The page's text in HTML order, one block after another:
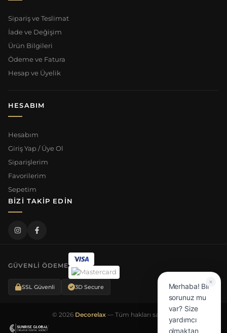
Sipariş ve Teslimat
İade ve Değişim
Ürün Bilgileri
Ödeme ve Fatura
Hesap ve Üyelik
HESABIM
Hesabım
Giriş Yap / Üye Ol
Siparişlerim
Favorilerim
Sepetim
BIZI TAKIP EDIN
GÜVENLI ÖDEME
SSL Güvenli 3D Secure
© 2026 Decorelax— Tüm hakları saklıdır.
Merhaba! Bir
sorunuz mu
var? Size
yardımcı
olmaktan